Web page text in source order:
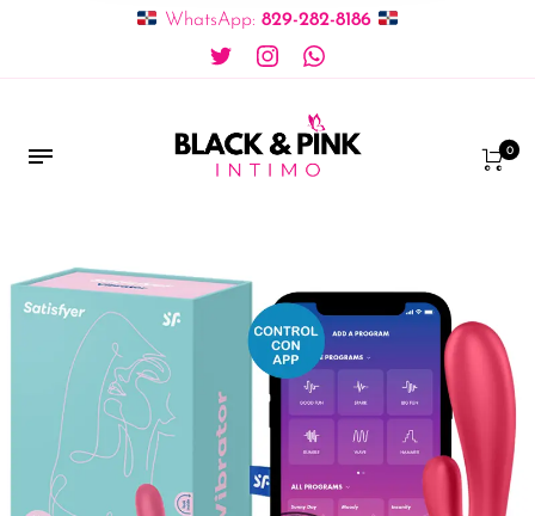
WhatsApp: 829-282-8186
0